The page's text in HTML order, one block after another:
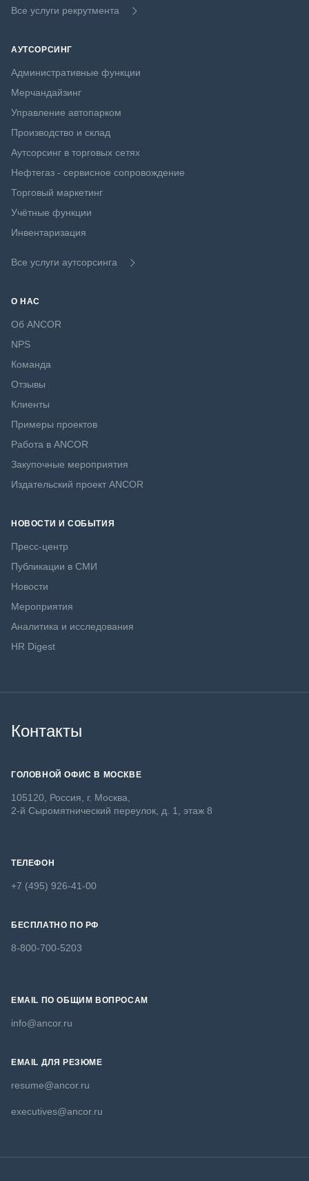
Все услуги рекрутмента
АУТСОРСИНГ
Административные функции
Мерчандайзинг
Управление автопарком
Производство и склад
Аутсорсинг в торговых сетях
Нефтегаз - сервисное сопровождение
Торговый маркетинг
Учётные функции
Инвентаризация
Все услуги аутсорсинга
О НАС
Об ANCOR
NPS
Команда
Отзывы
Клиенты
Примеры проектов
Работа в ANCOR
Закупочные мероприятия
Издательский проект ANCOR
НОВОСТИ И СОБЫТИЯ
Пресс-центр
Публикации в СМИ
Новости
Мероприятия
Аналитика и исследования
HR Digest
Контакты
ГОЛОВНОЙ ОФИС В МОСКВЕ
105120, Россия, г. Москва,
2-й Сыромятнический переулок, д. 1, этаж 8
ТЕЛЕФОН
+7 (495) 926-41-00
БЕСПЛАТНО ПО РФ
8-800-700-5203
EMAIL ПО ОБЩИМ ВОПРОСАМ
info@ancor.ru
EMAIL ДЛЯ РЕЗЮМЕ
resume@ancor.ru
executives@ancor.ru